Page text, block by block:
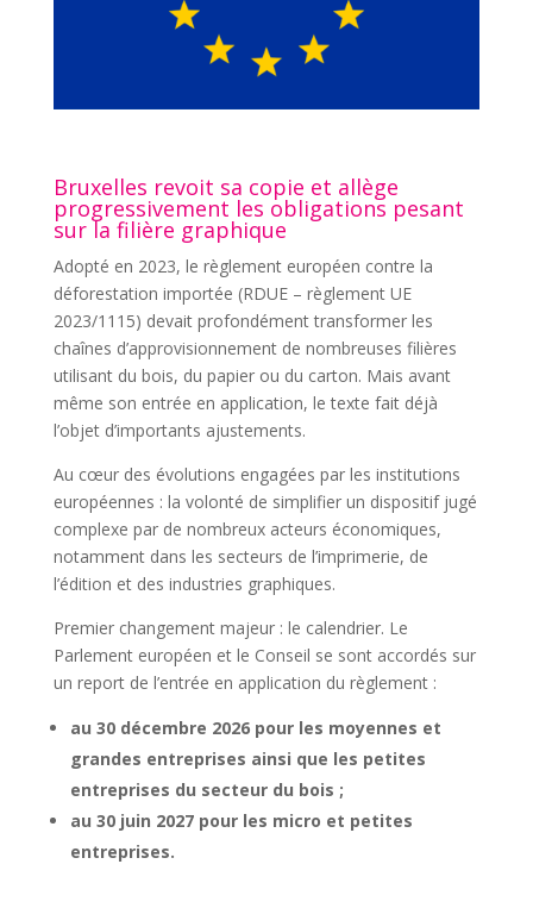
Bruxelles revoit sa copie et allège
progressivement les obligations pesant
sur la filière graphique
Adopté en 2023, le règlement européen contre la
déforestation importée (RDUE – règlement UE
2023/1115) devait profondément transformer les
chaînes d’approvisionnement de nombreuses filières
utilisant du bois, du papier ou du carton. Mais avant
même son entrée en application, le texte fait déjà
l’objet d’importants ajustements.
Au cœur des évolutions engagées par les institutions
européennes : la volonté de simplifier un dispositif jugé
complexe par de nombreux acteurs économiques,
notamment dans les secteurs de l’imprimerie, de
l’édition et des industries graphiques.
Premier changement majeur : le calendrier. Le
Parlement européen et le Conseil se sont accordés sur
un report de l’entrée en application du règlement :
au 30 décembre 2026 pour les moyennes et
grandes entreprises ainsi que les petites
entreprises du secteur du bois ;
au 30 juin 2027 pour les micro et petites
entreprises.